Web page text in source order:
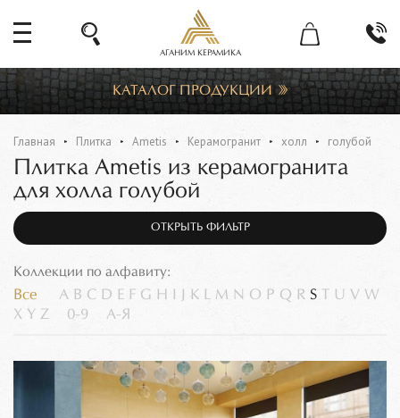
АГАНИМ КЕРАМИКА
КАТАЛОГ ПРОДУКЦИИ
Главная Плитка Ametis Керамогранит холл голубой
Плитка Ametis из керамогранита
для холла голубой
ОТКРЫТЬ ФИЛЬТР
Коллекции по алфавиту:
Все A B C D E F G H K L M N O P Q R S U V W
X Y Z 0-9 А-Я